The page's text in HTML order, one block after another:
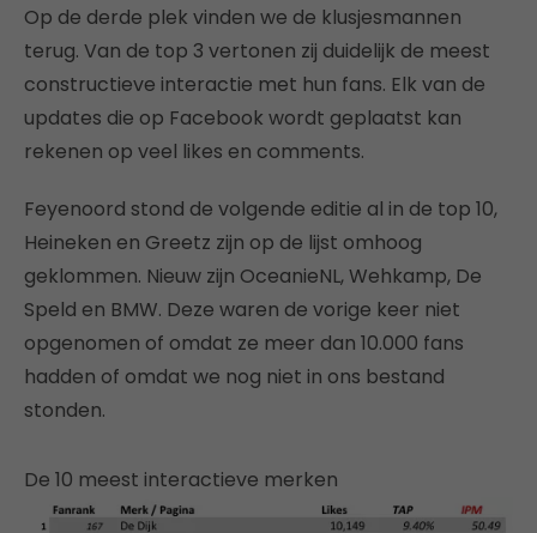
Op de derde plek vinden we de klusjesmannen
terug. Van de top 3 vertonen zij duidelijk de meest
constructieve interactie met hun fans. Elk van de
updates die op Facebook wordt geplaatst kan
rekenen op veel likes en comments.
Feyenoord stond de volgende editie al in de top 10,
Heineken en Greetz zijn op de lijst omhoog
geklommen. Nieuw zijn OceanieNL, Wehkamp, De
Speld en BMW. Deze waren de vorige keer niet
opgenomen of omdat ze meer dan 10.000 fans
hadden of omdat we nog niet in ons bestand
stonden.
De 10 meest interactieve merken